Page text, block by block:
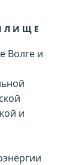
Волге и
и